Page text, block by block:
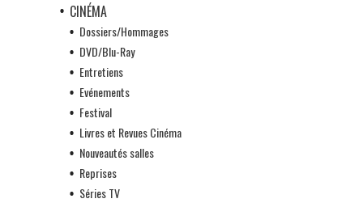
CINÉMA
Dossiers/Hommages
DVD/Blu-Ray
Entretiens
Evénements
Festival
Livres et Revues Cinéma
Nouveautés salles
Reprises
Séries TV